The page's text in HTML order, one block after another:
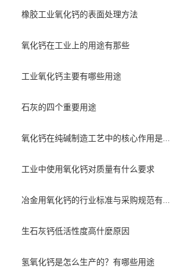
橡胶工业氧化钙的表面处理方法
氧化钙在工业上的用途有那些
工业氧化钙主要有哪些用途
石灰的四个重要用途
氧化钙在纯碱制造工艺中的核心作用是...
工业中使用氧化钙对质量有什么要求
冶金用氧化钙的行业标准与采购规范有...
生石灰钙低活性度高什麼原因
氢氧化钙是怎么生产的？有哪些用途